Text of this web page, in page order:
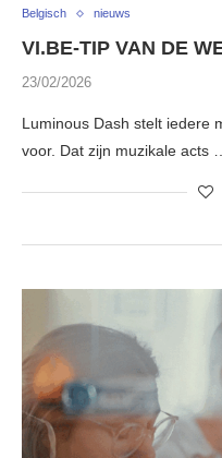
Belgisch nieuws
VI.BE-TIP VAN DE
23/02/2026
Luminous Dash stelt iedere
voor. Dat zijn muzikale acts